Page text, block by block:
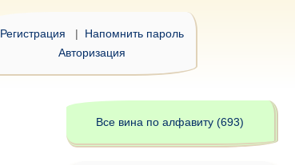
Регистрация | Напомнить пароль
Авторизация
Все вина по алфавиту (693)